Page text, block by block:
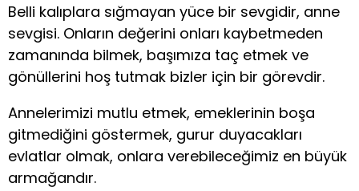
Belli kalıplara sığmayan yüce bir sevgidir, anne
sevgisi. Onların değerini onları kaybetmeden
zamanında bilmek, başımıza taç etmek ve
gönüllerini hoş tutmak bizler için bir görevdir.
Annelerimizi mutlu etmek, emeklerinin boşa
gitmediğini göstermek, gurur duyacakları
evlatlar olmak, onlara verebileceğimiz en büyük
armağandır.